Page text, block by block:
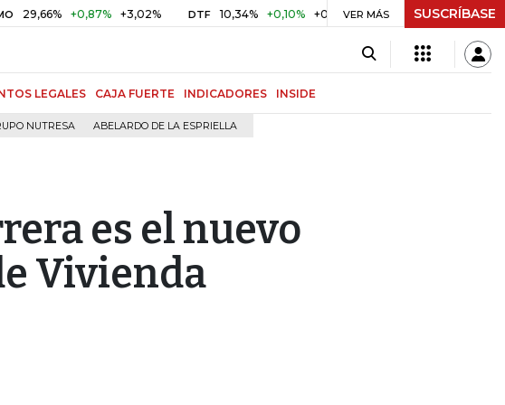
+0,87% +3,02% DTF 10,34% +0,10% +0,98% UVR $ 416,91 +$ 0,05
VER MÁS SUSCRÍBASE
LEGALES CAJA FUERTE INDICADORES INSIDE
NUTRESA ABELARDO DE LA ESPRIELLA
es el nuevo
Vivienda